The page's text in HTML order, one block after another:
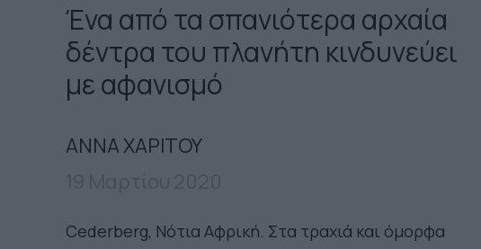
Ένα από τα σπανιότερα αρχαία
δέντρα του πλανήτη κινδυνεύει
με αφανισμό
ΑΝΝΑ ΧΑΡΙΤΟΥ
Cederberg, Νότια Αφρική. Στα τραχιά και όμορφα